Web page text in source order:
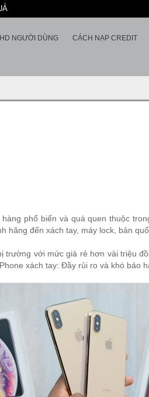
HD NGƯỜI DÙNG CÁCH NẠP CREDIT
phổ biến và quá quen thuộc
hãng đến xách tay, máy lock, bản
với mức giá rẻ hơn vài triệu
xách tay: Đầy rủi ro và khó bảo